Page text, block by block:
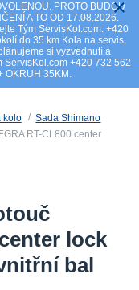
PROTO BUDOU
A TO OD 17.08.2026.
Tým ServisKol.com: +420
do 35 km Kola na servis,
si vyzvednutí a
ServisKol.com +420 732 562
OKRUH 35KM.
kolo
Sada Shimano
RT-CL800 center
lock
bal